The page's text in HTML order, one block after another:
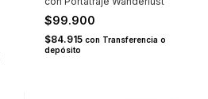
$99.900
$84.915 con Transferencia o
depósito